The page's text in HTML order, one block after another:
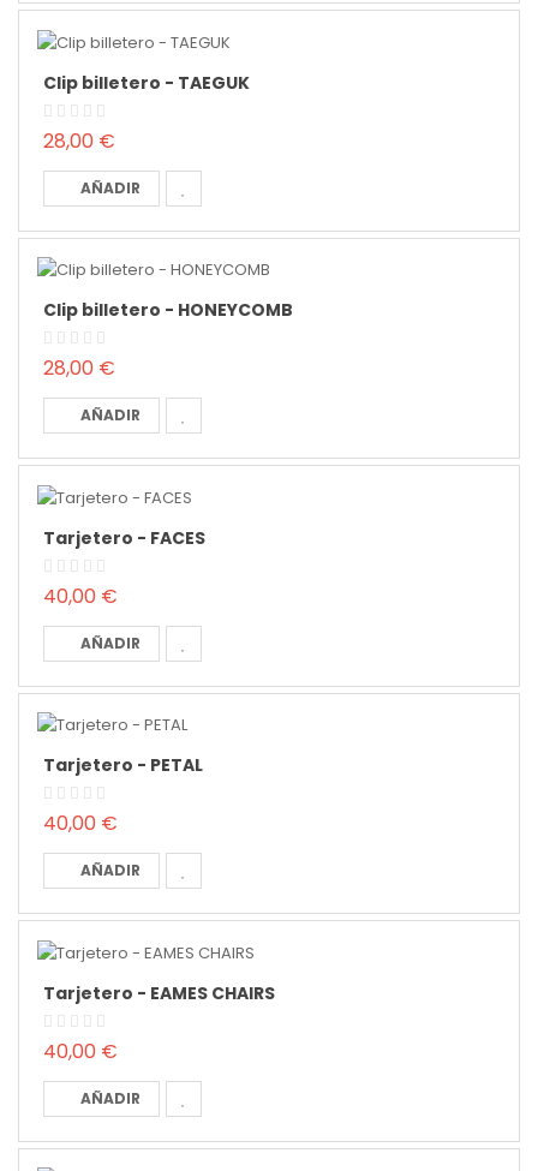
Clip billetero - TAEGUK
28,00 €
AÑADIR
Clip billetero - HONEYCOMB
28,00 €
AÑADIR
Tarjetero - FACES
40,00 €
AÑADIR
Tarjetero - PETAL
40,00 €
AÑADIR
Tarjetero - EAMES CHAIRS
40,00 €
AÑADIR